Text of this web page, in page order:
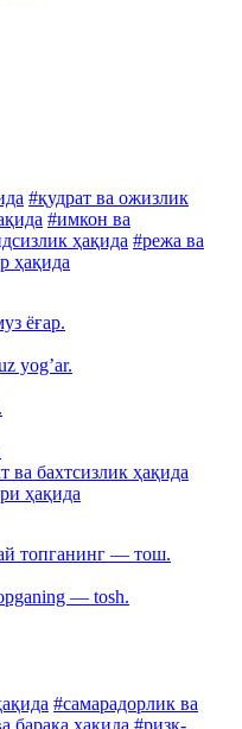
#қудрат ва ожизлик
#имкон ва
ҳақида #режа ва
ҳақида
ёғар.
yogʼar.
ва бахтсизлик ҳақида
ҳақида
топганинг — тош.
— tosh.
#самарадорлик ва